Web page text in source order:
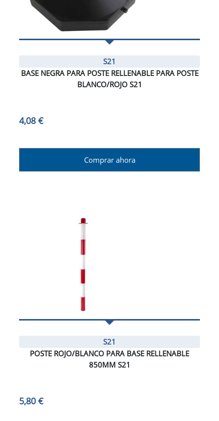
S21
BASE NEGRA PARA POSTE RELLENABLE PARA POSTE
BLANCO/ROJO S21
4,08 €
Comprar ahora
S21
POSTE ROJO/BLANCO PARA BASE RELLENABLE
850MM S21
5,80 €